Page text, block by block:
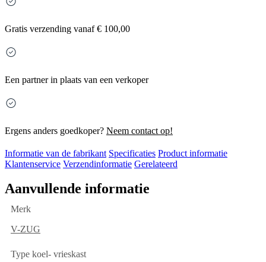
Gratis verzending vanaf € 100,00
Een partner in plaats van een verkoper
Ergens anders goedkoper? Neem contact op!
Informatie van de fabrikant Specificaties Product informatie
Klantenservice Verzendinformatie Gerelateerd
Aanvullende informatie
Merk
V-ZUG
Type koel- vrieskast